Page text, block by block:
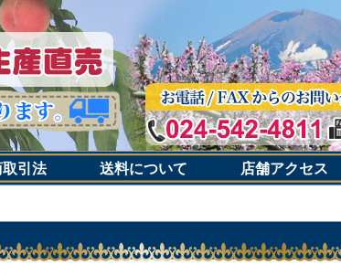
引法 送料について 店舗アクセス